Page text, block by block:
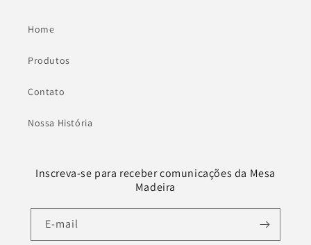
Home
Produtos
Contato
Nossa História
Inscreva-se para receber comunicações da Mesa
Madeira
E-mail